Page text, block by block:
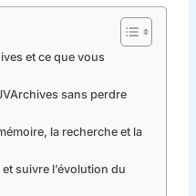
et ce que vous
sans perdre
la recherche et la
suivre l’évolution du